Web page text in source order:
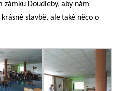
zámku Doudleby, aby nám
stavbě, ale také něco o